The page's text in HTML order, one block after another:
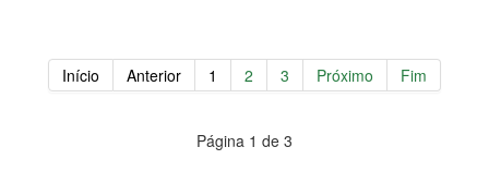
Início Anterior 1 2 3 Próximo Fim
Página 1 de 3